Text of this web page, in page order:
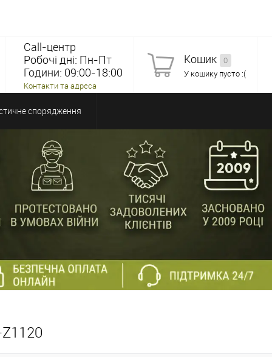
Call-центр
Робочі дні: Пн-Пт
Години: 09:00-18:00
Контакти та адреса
Кошик
0
У кошику пусто :(
спорядження